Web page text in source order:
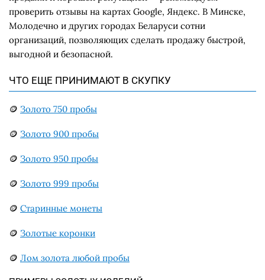
проверить отзывы на картах Google, Яндекс. В Минске,
Молодечно и других городах Беларуси сотни
организаций, позволяющих сделать продажу быстрой,
выгодной и безопасной.
ЧТО ЕЩЕ ПРИНИМАЮТ В СКУПКУ
🪙 Золото 750 пробы
🪙 Золото 900 пробы
🪙 Золото 950 пробы
🪙 Золото 999 пробы
🪙 Старинные монеты
🪙 Золотые коронки
🪙 Лом золота любой пробы